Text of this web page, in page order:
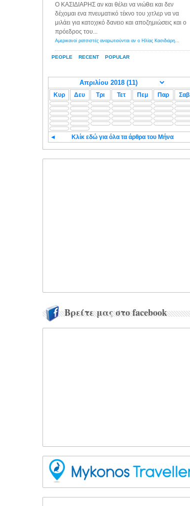
PEOPLE RECENT POPULAR
Ο ΚΑΣΙΔΙΑΡΗΣ αν και θέλει να νιώθει και δεν
δέχομαι ενα πνευματικό τέκνο του χιτλερ να να
μιλάει για κατοχικό δανειο και αποζημιώσεις και ο
πρόεδρος του...
Αμερικανοί ρατσιστές αναρωτιούνται αν ο Ηλίας Κασιδιάρης ανήκει στη λευκή φυλή... - Λόγιος Ερμής
Κυρ Δευ Τρι Τετ Πεμ Παρ Σαβ
◄ Κλίκ εδώ για όλα τα άρθρα του Μήνα
Βρείτε μας στο facebook